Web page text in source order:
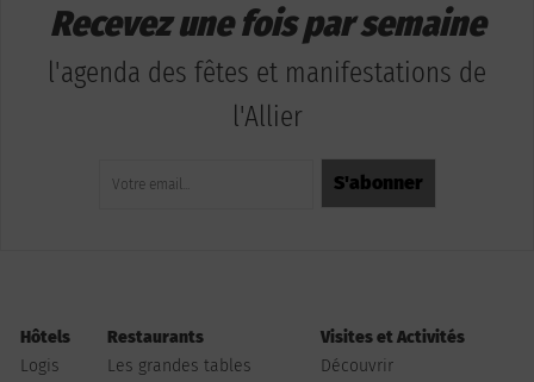
Recevez une fois par semaine
l'agenda des fêtes et manifestations de
l'Allier
Hôtels
Logis
Restaurants
Les grandes tables
Visites et Activités
Découvrir